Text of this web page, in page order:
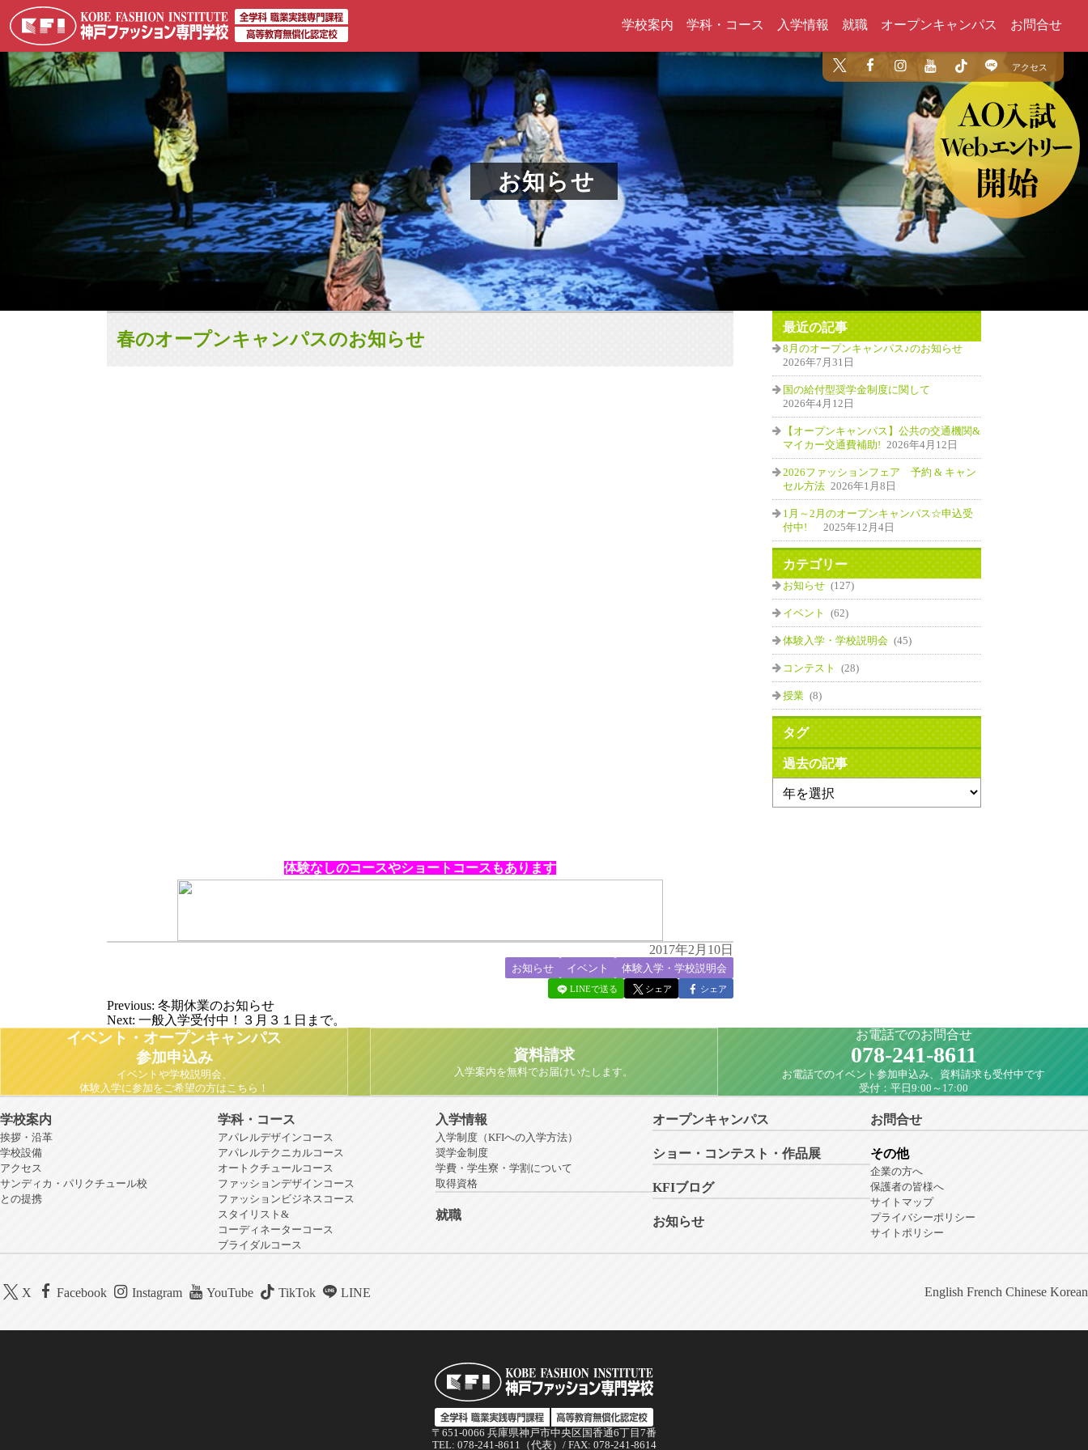
学校案内 学科・コース 入学情報 就職 オープンキャンパス お問合せ
アクセス
お知らせ
春のオープンキャンパスのお知らせ
体験なしのコースやショートコースもあります
2017年2月10日
お知らせ イベント 体験入学・学校説明会
LINEで送る シェア シェア
Previous: 冬期休業のお知らせ
Next: 一般入学受付中！３月３１日まで。
最近の記事
8月のオープンキャンパス♪のお知らせ
2026年7月31日
国の給付型奨学金制度に関して
2026年4月12日
【オープンキャンパス】公共の交通機関&
マイカー交通費補助! 2026年4月12日
2026ファッションフェア 予約 & キャン
セル方法 2026年1月8日
1月～2月のオープンキャンパス☆申込受
付中!
2025年12月4日
カテゴリー
お知らせ (127)
イベント (62)
体験入学・学校説明会 (45)
コンテスト (28)
授業 (8)
タグ
過去の記事
イベント・オープンキャンパス
参加申込み
イベントや学校説明会、
体験入学に参加をご希望の方はこちら！
資料請求
入学案内を無料でお届けいたします。
お電話でのお問合せ
078-241-8611
お電話でのイベント参加申込み、資料請求も受付中です
受付：平日9:00～17:00
学校案内
挨拶・沿革
学校設備
アクセス
サンディカ・パリクチュール校
との提携
学科・コース
アパレルデザインコース
アパレルテクニカルコース
オートクチュールコース
ファッションデザインコース
ファッションビジネスコース
スタイリスト&
コーディネーターコース
ブライダルコース
入学情報
入学制度（KFIへの入学方法）
奨学金制度
学費・学生寮・学割について
取得資格
就職
オープンキャンパス
ショー・コンテスト・作品展
KFIブログ
お知らせ
お問合せ
その他
企業の方へ
保護者の皆様へ
サイトマップ
プライバシーポリシー
サイトポリシー
X Facebook Instagram YouTube TikTok LINE English French Chinese Korean
〒651-0066 兵庫県神戸市中央区国香通6丁目7番
TEL: 078-241-8611（代表）/ FAX: 078-241-8614